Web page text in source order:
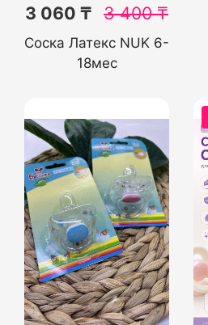
3 060 ₸ 3 400₸
Соска Латекс NUK 6-
18мес